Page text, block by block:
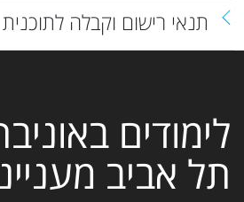
תנאי רישום וקבלה לתוכנית
לימודים
תל אביב